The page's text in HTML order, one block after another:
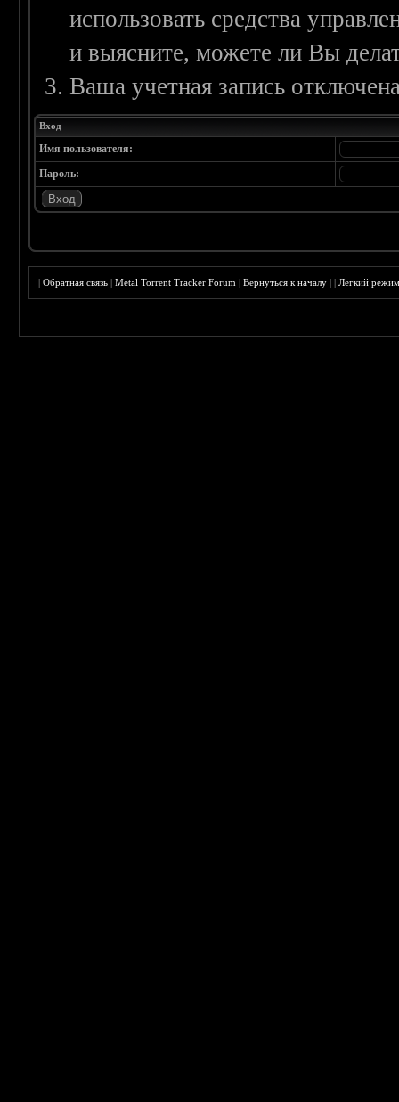
использовать средства
и выясните, можете ли Вы
Ваша учетная запись
Вход
Имя пользователя:
Пароль:
|Обратная связь |Metal Torrent Tracker Forum |Вернуться к началу ||Лёгкий